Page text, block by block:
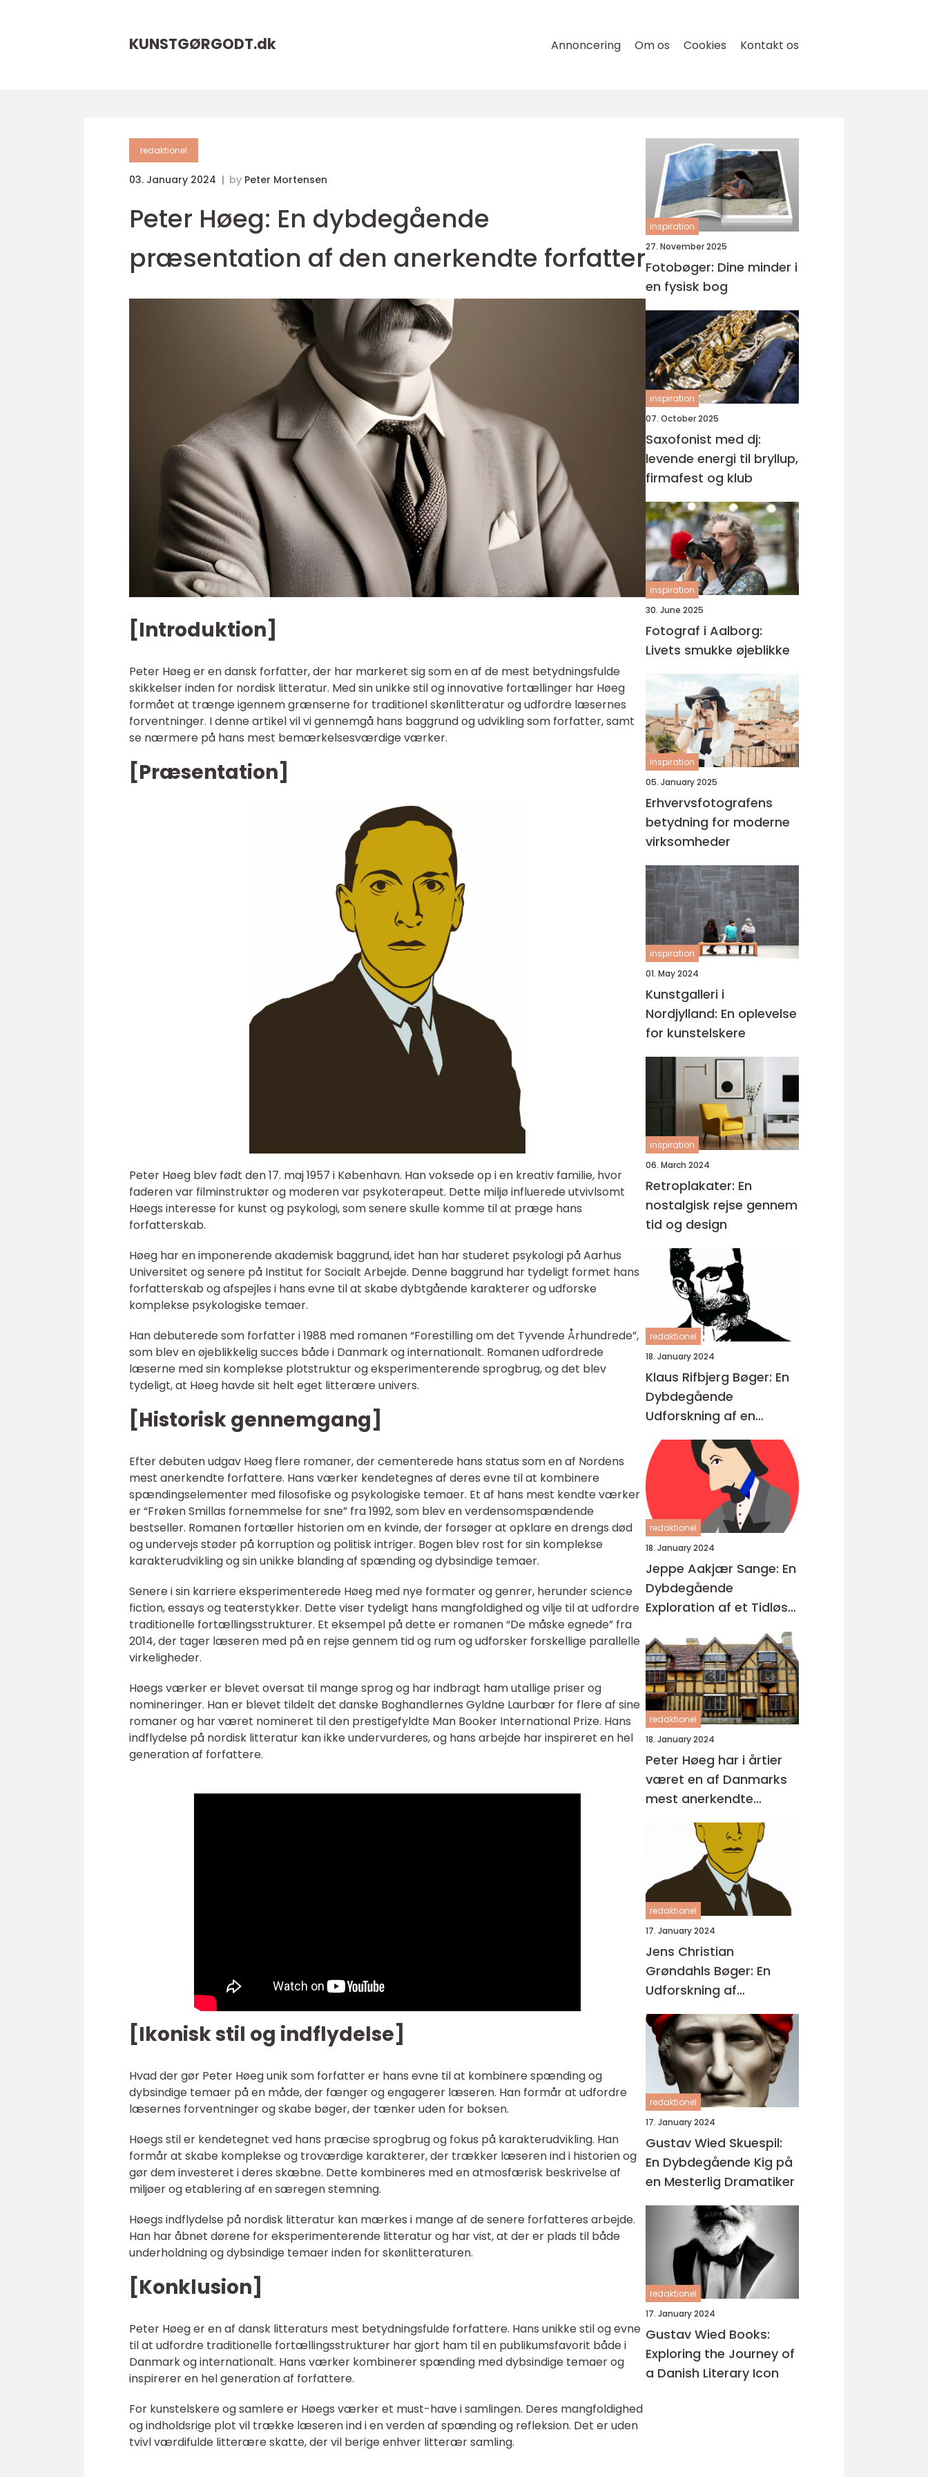
KUNSTGØRGODT.dk Annoncering Om os Cookies Kontakt os
redaktionel
03. January 2024 by Peter Mortensen
Peter Høeg: En dybdegående
præsentation af den anerkendte forfatter
[Introduktion]
Peter Høeg er en dansk forfatter, der har markeret sig som en af de mest betydningsfulde
skikkelser inden for nordisk litteratur. Med sin unikke stil og innovative fortællinger har Høeg
formået at trænge igennem grænserne for traditionel skønlitteratur og udfordre læsernes
forventninger. I denne artikel vil vi gennemgå hans baggrund og udvikling som forfatter, samt
se nærmere på hans mest bemærkelsesværdige værker.
[Præsentation]
Peter Høeg blev født den 17. maj 1957 i København. Han voksede op i en kreativ familie, hvor
faderen var filminstruktør og moderen var psykoterapeut. Dette miljø influerede utvivlsomt
Høegs interesse for kunst og psykologi, som senere skulle komme til at præge hans
forfatterskab.
Høeg har en imponerende akademisk baggrund, idet han har studeret psykologi på Aarhus
Universitet og senere på Institut for Socialt Arbejde. Denne baggrund har tydeligt formet hans
forfatterskab og afspejles i hans evne til at skabe dybtgående karakterer og udforske
komplekse psykologiske temaer.
Han debuterede som forfatter i 1988 med romanen “Forestilling om det Tyvende Århundrede”,
som blev en øjeblikkelig succes både i Danmark og internationalt. Romanen udfordrede
læserne med sin komplekse plotstruktur og eksperimenterende sprogbrug, og det blev
tydeligt, at Høeg havde sit helt eget litterære univers.
[Historisk gennemgang]
Efter debuten udgav Høeg flere romaner, der cementerede hans status som en af Nordens
mest anerkendte forfattere. Hans værker kendetegnes af deres evne til at kombinere
spændingselementer med filosofiske og psykologiske temaer. Et af hans mest kendte værker
er “Frøken Smillas fornemmelse for sne” fra 1992, som blev en verdensomspændende
bestseller. Romanen fortæller historien om en kvinde, der forsøger at opklare en drengs død
og undervejs støder på korruption og politisk intriger. Bogen blev rost for sin komplekse
karakterudvikling og sin unikke blanding af spænding og dybsindige temaer.
Senere i sin karriere eksperimenterede Høeg med nye formater og genrer, herunder science
fiction, essays og teaterstykker. Dette viser tydeligt hans mangfoldighed og vilje til at udfordre
traditionelle fortællingsstrukturer. Et eksempel på dette er romanen “De måske egnede” fra
2014, der tager læseren med på en rejse gennem tid og rum og udforsker forskellige parallelle
virkeligheder.
Høegs værker er blevet oversat til mange sprog og har indbragt ham utallige priser og
nomineringer. Han er blevet tildelt det danske Boghandlernes Gyldne Laurbær for flere af sine
romaner og har været nomineret til den prestigefyldte Man Booker International Prize. Hans
indflydelse på nordisk litteratur kan ikke undervurderes, og hans arbejde har inspireret en hel
generation af forfattere.
[Ikonisk stil og indflydelse]
Hvad der gør Peter Høeg unik som forfatter er hans evne til at kombinere spænding og
dybsindige temaer på en måde, der fænger og engagerer læseren. Han formår at udfordre
læsernes forventninger og skabe bøger, der tænker uden for boksen.
Høegs stil er kendetegnet ved hans præcise sprogbrug og fokus på karakterudvikling. Han
formår at skabe komplekse og troværdige karakterer, der trækker læseren ind i historien og
gør dem investeret i deres skæbne. Dette kombineres med en atmosfærisk beskrivelse af
miljøer og etablering af en særegen stemning.
Høegs indflydelse på nordisk litteratur kan mærkes i mange af de senere forfatteres arbejde.
Han har åbnet dørene for eksperimenterende litteratur og har vist, at der er plads til både
underholdning og dybsindige temaer inden for skønlitteraturen.
[Konklusion]
Peter Høeg er en af dansk litteraturs mest betydningsfulde forfattere. Hans unikke stil og evne
til at udfordre traditionelle fortællingsstrukturer har gjort ham til en publikumsfavorit både i
Danmark og internationalt. Hans værker kombinerer spænding med dybsindige temaer og
inspirerer en hel generation af forfattere.
For kunstelskere og samlere er Høegs værker et must-have i samlingen. Deres mangfoldighed
og indholdsrige plot vil trække læseren ind i en verden af spænding og refleksion. Det er uden
tvivl værdifulde litterære skatte, der vil berige enhver litterær samling.
inspiration
27. November 2025
Fotobøger: Dine minder i
en fysisk bog
inspiration
07. October 2025
Saxofonist med dj:
levende energi til bryllup,
firmafest og klub
inspiration
30. June 2025
Fotograf i Aalborg:
Livets smukke øjeblikke
inspiration
05. January 2025
Erhvervsfotografens
betydning for moderne
virksomheder
inspiration
01. May 2024
Kunstgalleri i
Nordjylland: En oplevelse
for kunstelskere
inspiration
06. March 2024
Retroplakater: En
nostalgisk rejse gennem
tid og design
redaktionel
18. January 2024
Klaus Rifbjerg Bøger: En
Dybdegående
Udforskning af en
Litterær Storhed
redaktionel
18. January 2024
Jeppe Aakjær Sange: En
Dybdegående
Exploration af et Tidløst
redaktionel
18. January 2024
Peter Høeg har i årtier
været en af Danmarks
mest anerkendte
forfattere med sine
unikke og
tankevækkende bøger
redaktionel
17. January 2024
Jens Christian
Grøndahls Bøger: En
Udforskning af
Litteraturens Mesterlige
Fortællinger
redaktionel
17. January 2024
Gustav Wied Skuespil:
En Dybdegående Kig på
en Mesterlig Dramatiker
redaktionel
17. January 2024
Gustav Wied Books:
Exploring the Journey of
a Danish Literary Icon